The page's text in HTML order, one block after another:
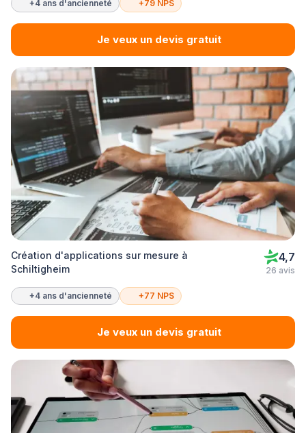
+4 ans d'ancienneté +79 NPS
Je veux un devis gratuit
Création d'applications sur mesure à
Schiltigheim
4,7
26 avis
+4 ans d'ancienneté +77 NPS
Je veux un devis gratuit